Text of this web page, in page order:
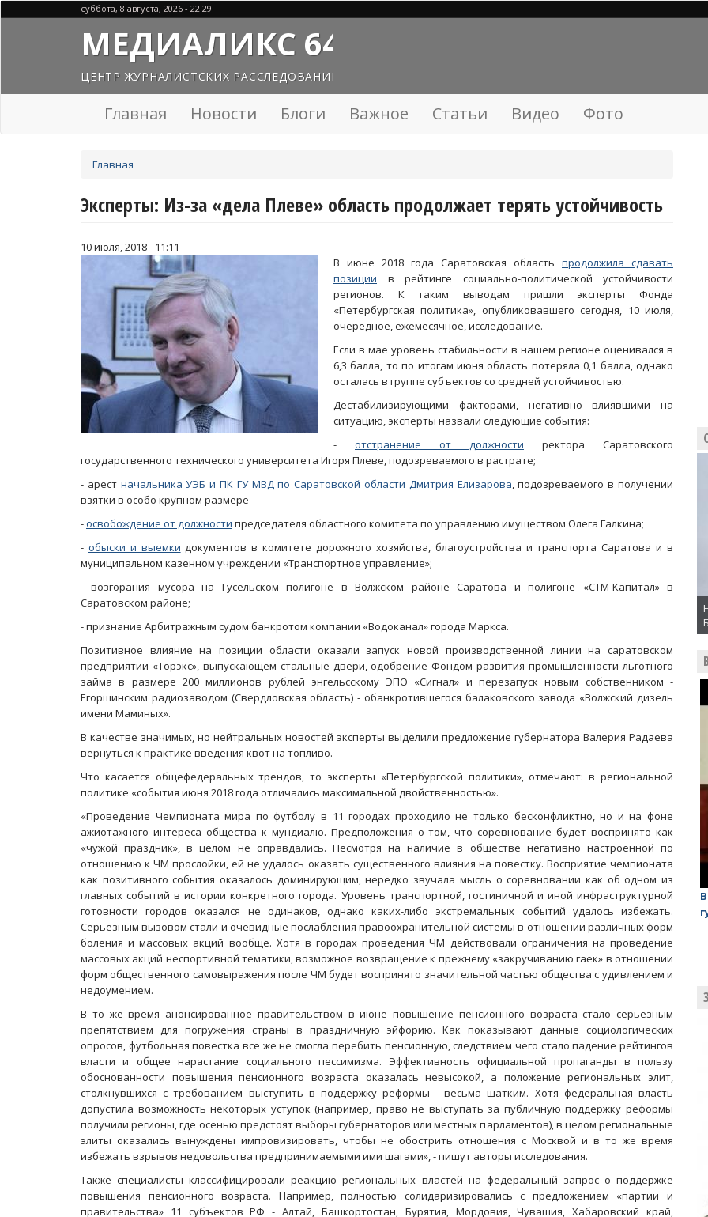
суббота, 8 августа, 2026 - 22:29
МЕДИАЛИКС 64
ЦЕНТР ЖУРНАЛИСТСКИХ РАССЛЕДОВАНИЙ
Главная Новости Блоги Важное Статьи Видео Фото
здесь
Главная
Эксперты: Из-за «дела Плеве» область продолжает терять устойчивость
10 июля, 2018 - 11:11
В июне 2018 года Саратовская область продолжила сдавать
позиции в рейтинге социально-политической устойчивости
регионов. К таким выводам пришли эксперты Фонда
«Петербургская политика», опубликовавшего сегодня, 10 июля,
очередное, ежемесячное, исследование.
Если в мае уровень стабильности в нашем регионе оценивался в
6,3 балла, то по итогам июня область потеряла 0,1 балла, однако
осталась в группе субъектов со средней устойчивостью.
Дестабилизирующими факторами, негативно влиявшими на
ситуацию, эксперты назвали следующие события:
- отстранение от должности ректора Саратовского
государственного технического университета Игоря Плеве, подозреваемого в растрате;
- арест начальника УЭБ и ПК ГУ МВД по Саратовской области Дмитрия Елизарова, подозреваемого в получении
взятки в особо крупном размере
-освобождение от должности председателя областного комитета по управлению имуществом Олега Галкина;
- обыски и выемки документов в комитете дорожного хозяйства, благоустройства и транспорта Саратова и в
муниципальном казенном учреждении «Транспортное управление»;
- возгорания мусора на Гусельском полигоне в Волжском районе Саратова и полигоне «СТМ-Капитал» в
Саратовском районе;
- признание Арбитражным судом банкротом компании «Водоканал» города Маркса.
Позитивное влияние на позиции области оказали запуск новой производственной линии на саратовском
предприятии «Торэкс», выпускающем стальные двери, одобрение Фондом развития промышленности льготного
займа в размере 200 миллионов рублей энгельсскому ЭПО «Сигнал» и перезапуск новым собственником -
Егоршинским радиозаводом (Свердловская область) - обанкротившегося балаковского завода «Волжский дизель
имени Маминых».
В качестве значимых, но нейтральных новостей эксперты выделили предложение губернатора Валерия Радаева
вернуться к практике введения квот на топливо.
Что касается общефедеральных трендов, то эксперты «Петербургской политики», отмечают: в региональной
политике «события июня 2018 года отличались максимальной двойственностью».
«Проведение Чемпионата мира по футболу в 11 городах проходило не только бесконфликтно, но и на фоне
ажиотажного интереса общества к мундиалю. Предположения о том, что соревнование будет воспринято как
«чужой праздник», в целом не оправдались. Несмотря на наличие в обществе негативно настроенной по
отношению к ЧМ прослойки, ей не удалось оказать существенного влияния на повестку. Восприятие чемпионата
как позитивного события оказалось доминирующим, нередко звучала мысль о соревновании как об одном из
главных событий в истории конкретного города. Уровень транспортной, гостиничной и иной инфраструктурной
готовности городов оказался не одинаков, однако каких-либо экстремальных событий удалось избежать.
Серьезным вызовом стали и очевидные послабления правоохранительной системы в отношении различных форм
боления и массовых акций вообще. Хотя в городах проведения ЧМ действовали ограничения на проведение
массовых акций неспортивной тематики, возможное возвращение к прежнему «закручиванию гаек» в отношении
форм общественного самовыражения после ЧМ будет воспринято значительной частью общества с удивлением и
недоумением.
В то же время анонсированное правительством в июне повышение пенсионного возраста стало серьезным
препятствием для погружения страны в праздничную эйфорию. Как показывают данные социологических
опросов, футбольная повестка все же не смогла перебить пенсионную, следствием чего стало падение рейтингов
власти и общее нарастание социального пессимизма. Эффективность официальной пропаганды в пользу
обоснованности повышения пенсионного возраста оказалась невысокой, а положение региональных элит,
столкнувшихся с требованием выступить в поддержку реформы - весьма шатким. Хотя федеральная власть
допустила возможность некоторых уступок (например, право не выступать за публичную поддержку реформы
получили регионы, где осенью предстоят выборы губернаторов или местных парламентов), в целом региональные
элиты оказались вынуждены импровизировать, чтобы не обострить отношения с Москвой и в то же время
избежать взрывов недовольства предпринимаемыми ими шагами», - пишут авторы исследования.
Также специалисты классифицировали реакцию региональных властей на федеральный запрос о поддержке
повышения пенсионного возраста. Например, полностью солидаризировались с предложением «партии и
правительства» 11 субъектов РФ - Алтай, Башкортостан, Бурятия, Мордовия, Чувашия, Хабаровский край,
Масленичный концерт ансамбля «Балаган»
На обсуждении проекта завода в Горном едва не
случилась потасовка